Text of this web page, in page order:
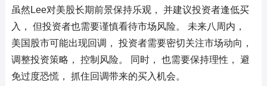
虽然Lee对美股长期前景保持乐观， 并建议投资者逢低买
入， 但投资者也需要谨慎看待市场风险。 未来八周内，
美国股市可能出现回调， 投资者需要密切关注市场动向，
调整投资策略， 控制风险。 同时， 也需要保持理性， 避
免过度恐慌， 抓住回调带来的买入机会。